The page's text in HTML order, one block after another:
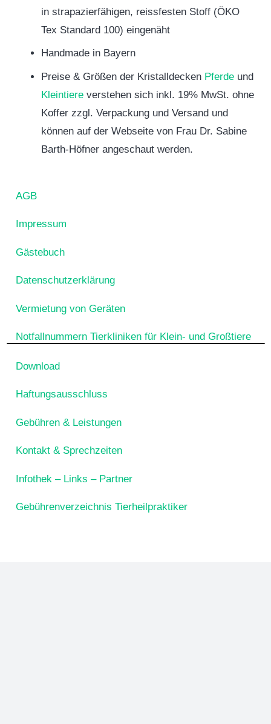
in strapazierfähigen, reissfesten Stoff (ÖKO
Tex Standard 100) eingenäht
Handmade in Bayern
Preise & Größen der Kristalldecken Pferde und
Kleintiere verstehen sich inkl. 19% MwSt. ohne
Koffer zzgl. Verpackung und Versand und
können auf der Webseite von Frau Dr. Sabine
Barth-Höfner angeschaut werden.
AGB
Impressum
Gästebuch
Datenschutzerklärung
Vermietung von Geräten
Notfallnummern Tierkliniken für Klein- und Großtiere
Download
Haftungsausschluss
Gebühren & Leistungen
Kontakt & Sprechzeiten
Infothek – Links – Partner
Gebührenverzeichnis Tierheilpraktiker